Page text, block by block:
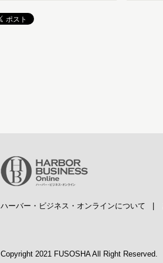
ハーバー・ビジネス・オンラインについて
Copyright 2021 FUSOSHA All Right Reserved.